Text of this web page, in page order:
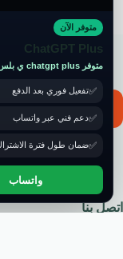
حقوق النشر
اتصل بنا
متوفر الآن
ChatGPT Plus
متوفر chatgpt plus ي بلس شهري
تفعيل فوري بعد الدفع
دعم فني عبر واتساب
ضمان طول فترة
واتساب